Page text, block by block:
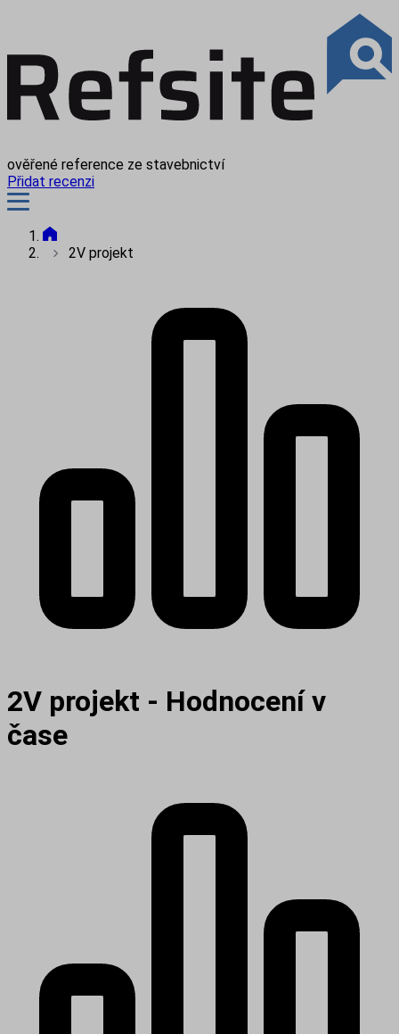
ověřené reference ze stavebnictví
Přidat recenzi
2V projekt
2V projekt - Hodnocení v
čase